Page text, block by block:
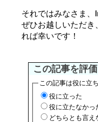
それではみなさま
ぜひお越しいただ
れば幸いです！
この記事を評
この記事は役に立
役に立った
役に立たなかっ
どちらとも言え